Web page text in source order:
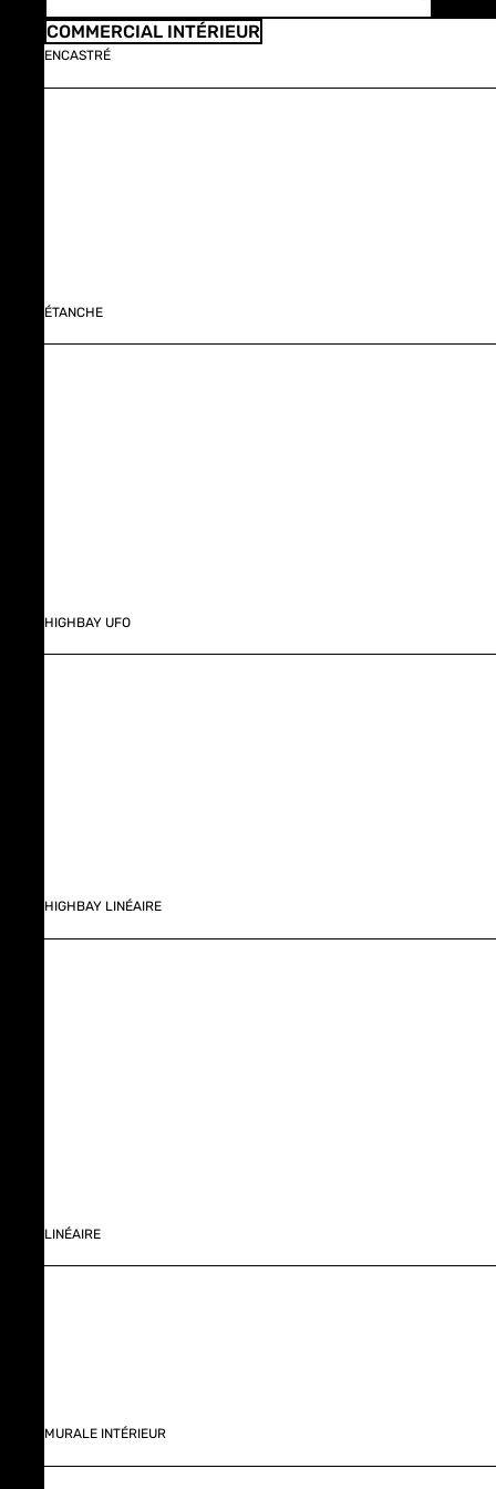
COMMERCIAL INTÉRIEUR
ENCASTRÉ
ÉTANCHE
HIGHBAY UFO
HIGHBAY LINÉAIRE
LINÉAIRE
MURALE INTÉRIEUR